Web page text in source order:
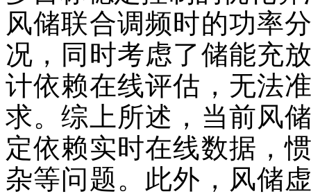
风储联合调频时的功率
况，同时考虑了储能充
计依赖在线评估，无法
求。综上所述，当前风
定依赖实时在线数据，
杂等问题。此外，风储